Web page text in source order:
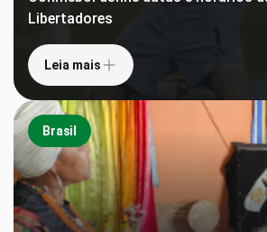
Libertadores
Leia mais
Brasil